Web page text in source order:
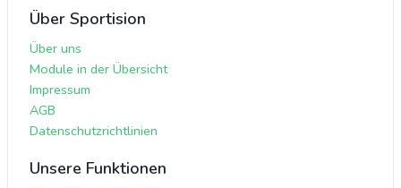
Über Sportision
Über uns
Module in der Übersicht
Impressum
AGB
Datenschutzrichtlinien
Unsere Funktionen